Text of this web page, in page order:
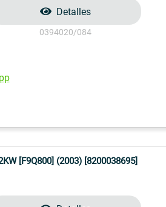
Detalles
0394020/084
[F9Q800] (2003) [8200038695]